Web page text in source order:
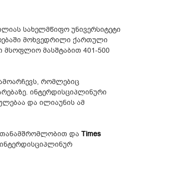
სახელმწიფო უნივერსიტეტი
მოხვედრილი ქართული
მსოფლიო მასშტაბით 401-500
რომლებიც
ინტერდისციპლინური
და ილიაუნის ამ
თანამშრომლობით და Times